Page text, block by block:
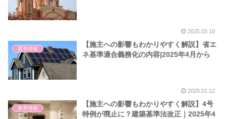
2025.03.10
業界情報
【施主への影響もわかりやすく解説】省エ
ネ基準適合義務化の内容|2025年4月から
2025.01.12
業界情報
【施主への影響もわかりやすく解説】4号
特例が廃止に？建築基準法改正｜2025年4